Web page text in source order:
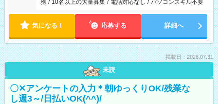
務 / 10名以上の大量募集 / 電話対応なし / パソコンスキル不要
気になる！ 応募する 詳細へ
掲載日：2026.07.31
未読
〇✕アンケートの入力＊朝ゆっくりOK/残業な
し週3～/日払いOK(^^)/